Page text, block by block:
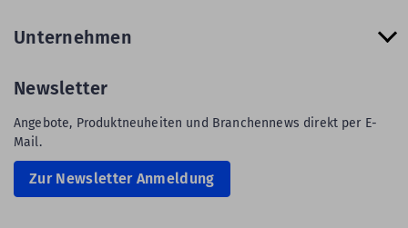
Unternehmen
Newsletter
Angebote, Produktneuheiten und Branchennews direkt per E-
Mail.
Zur Newsletter Anmeldung